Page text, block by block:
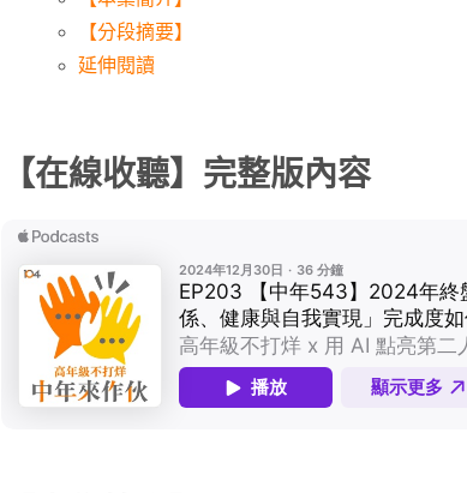
【分段摘要】
延伸閱讀
【在線收聽】完整版內容